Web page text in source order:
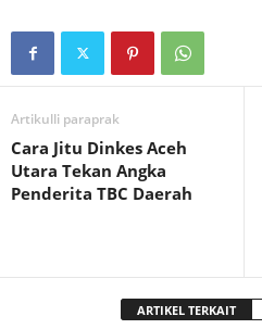
Artikulli paraprak
Cara Jitu Dinkes Aceh
Utara Tekan Angka
Penderita TBC Daerah
ARTIKEL TERKAIT